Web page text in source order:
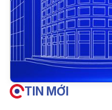
TIN MỚI